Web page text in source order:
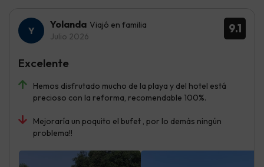
9.1
Yolanda Viajó en familia
Julio 2026
Hemos disfrutado mucho de la playa y del hotel está
precioso con la reforma, recomendable 100%.
Mejoraría un poquito el bufet , por lo demás ningún
problema!!
Excelente